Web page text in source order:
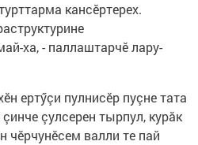
кансӗртерех.
ха, - паллаштарчӗ лару-
ертӳçи пулнисӗр пуçне тата
çулсерен тырпул, курăк
чӗрчунӗсем валли те пай